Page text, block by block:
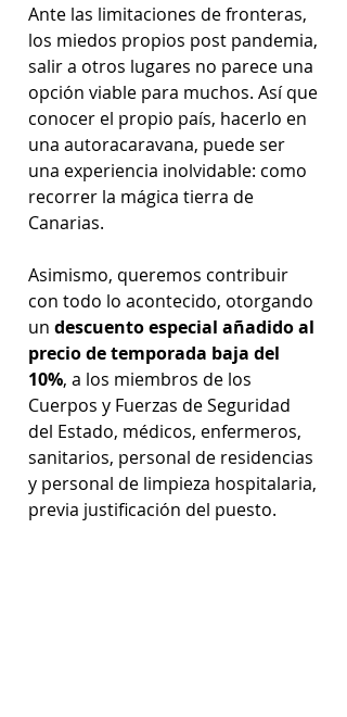
Ante las limitaciones de fronteras,
los miedos propios post pandemia,
salir a otros lugares no parece una
opción viable para muchos. Así que
conocer el propio país, hacerlo en
una autoracaravana, puede ser
una experiencia inolvidable: como
recorrer la mágica tierra de
Canarias.
Asimismo, queremos contribuir
con todo lo acontecido, otorgando
un descuento especial añadido al
precio de temporada baja del
10%, a los miembros de los
Cuerpos y Fuerzas de Seguridad
del Estado, médicos, enfermeros,
sanitarios, personal de residencias
y personal de limpieza hospitalaria,
previa justificación del puesto.